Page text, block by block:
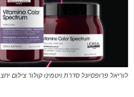
לוריאל פרופסיונל סדרת ויטמינו קולור צילום יחצ